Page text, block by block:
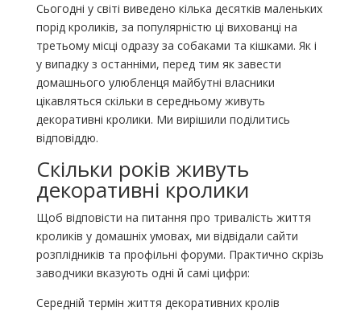
Сьогодні у світі виведено кілька десятків маленьких
порід кроликів, за популярністю ці вихованці на
третьому місці одразу за собаками та кішками. Як і
у випадку з останніми, перед тим як завести
домашнього улюбленця майбутні власники
цікавляться скільки в середньому живуть
декоративні кролики. Ми вирішили поділитись
відповіддю.
Скільки років живуть
декоративні кролики
Щоб відповісти на питання про тривалість життя
кроликів у домашніх умовах, ми відвідали сайти
розплідників та профільні форуми. Практично скрізь
заводчики вказують одні й самі цифри:
Середній термін життя декоративних кролів